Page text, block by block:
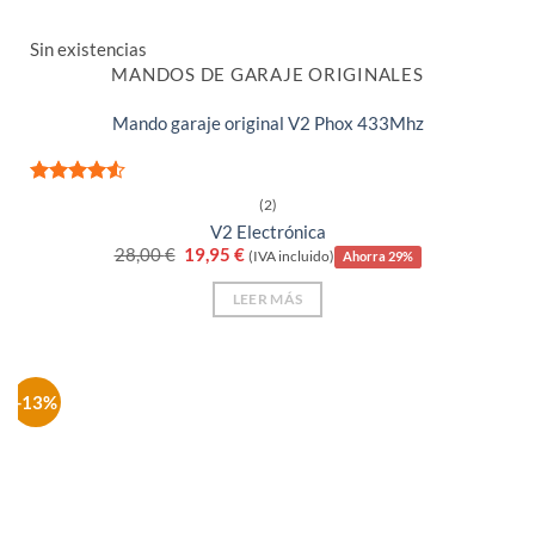
Sin existencias
MANDOS DE GARAJE ORIGINALES
Mando garaje original V2 Phox 433Mhz
(2)
V2 Electrónica
28,00€ El
original
19,95 €El
actual
es:
(IVA incluido) Ahorra 29%
LEER MÁS
-13%